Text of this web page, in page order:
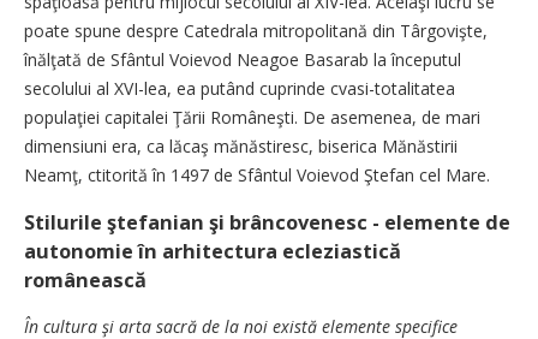
poate spune despre Catedrala mitropolitană din Târgovişte,
înălţată de Sfântul Voievod Neagoe Basarab la începutul
secolului al XVI-lea, ea putând cuprinde cvasi-totalitatea
populaţiei capitalei Ţării Româneşti. De asemenea, de mari
dimensiuni era, ca lăcaş mănăstiresc, biserica Mănăstirii
Neamţ, ctitorită în 1497 de Sfântul Voievod Ştefan cel Mare.
Stilurile ştefanian şi brâncovenesc - elemente de
autonomie în arhitectura ecleziastică
românească
În cultura şi arta sacră de la noi există elemente specifice